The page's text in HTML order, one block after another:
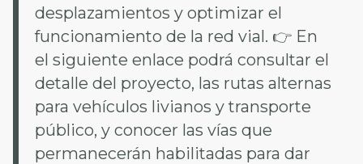
desplazamientos y optimizar el
funcionamiento de la red vial. 👉 En
el siguiente enlace podrá consultar el
detalle del proyecto, las rutas alternas
para vehículos livianos y transporte
público, y conocer las vías que
permanecerán habilitadas para dar